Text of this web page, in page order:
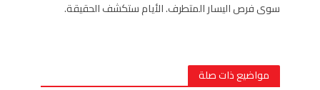
سوى فرص اليسار المتطرف. الأيام ستكشف الحقيقة.
مواضيع ذات صلة